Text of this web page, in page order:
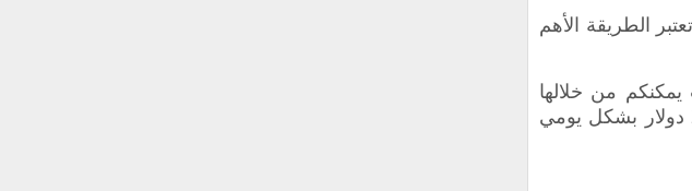
الطريقة الأهم
من خلالها
تحقيق دخل جيد جداً وسوف تربحون بهذه الطريقة ما بين 100 دولار إلى 200 دولار بشكل يومي